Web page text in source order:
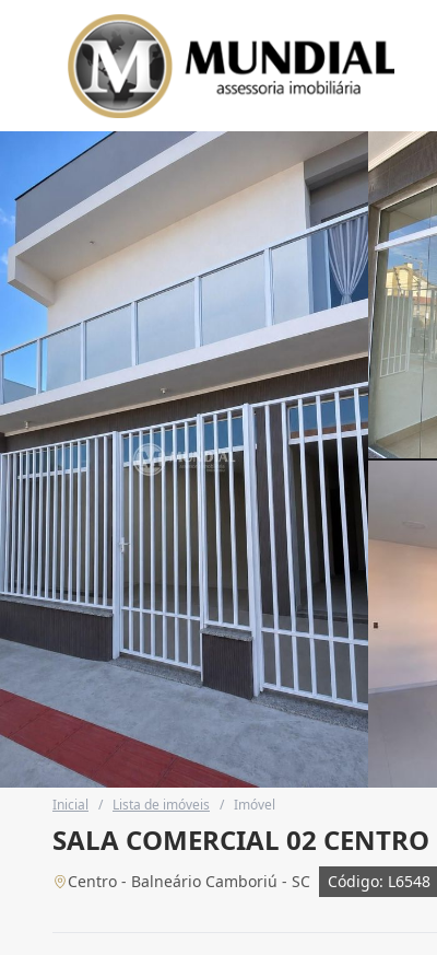
Inicial / Lista de imóveis / Imóvel
SALA COMERCIAL 02
Centro - Balneário Camboriú - SC Código: L6548